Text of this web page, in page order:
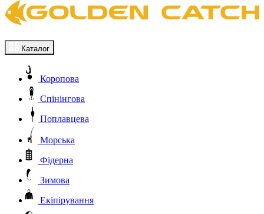
Каталог
Коропова
Спінінгова
Поплавцева
Морська
Фідерна
Зимова
Екіпірування